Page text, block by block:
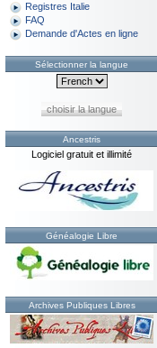
Registres Italie
FAQ
Demande d'Actes en ligne
Sélectionner la langue
choisir la langue
Ancestris
Logiciel gratuit et illimité
Généalogie Libre
Archives Publiques Libres